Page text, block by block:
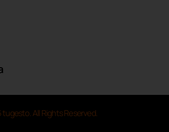
All Rights Reserved.